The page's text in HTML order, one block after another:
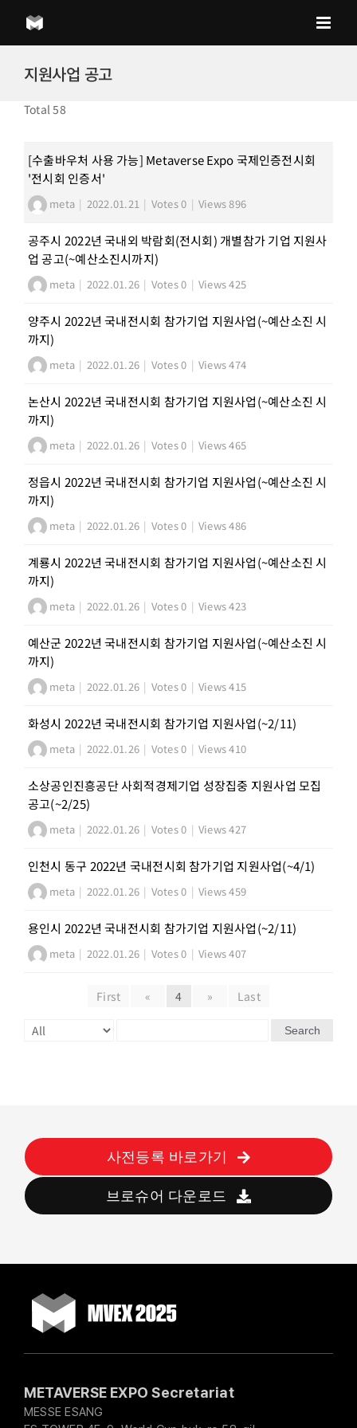
content
지원사업 공고
Total 58
[수출바우처 사용 가능] Metaverse Expo 국제인증전시회
'전시회 인증서'
meta | 2022.01.21 | Votes 0 | Views 896
공주시 2022년 국내외 박람회(전시회) 개별참가 기업 지원사
업 공고(~예산소진시까지)
meta | 2022.01.26 | Votes 0 | Views 425
양주시 2022년 국내전시회 참가기업 지원사업(~예산소진 시
까지)
meta | 2022.01.26 | Votes 0 | Views 474
논산시 2022년 국내전시회 참가기업 지원사업(~예산소진 시
까지)
meta | 2022.01.26 | Votes 0 | Views 465
정읍시 2022년 국내전시회 참가기업 지원사업(~예산소진 시
까지)
meta | 2022.01.26 | Votes 0 | Views 486
계룡시 2022년 국내전시회 참가기업 지원사업(~예산소진 시
까지)
meta | 2022.01.26 | Votes 0 | Views 423
예산군 2022년 국내전시회 참가기업 지원사업(~예산소진 시
까지)
meta | 2022.01.26 | Votes 0 | Views 415
화성시 2022년 국내전시회 참가기업 지원사업(~2/11)
meta | 2022.01.26 | Votes 0 | Views 410
소상공인진흥공단 사회적경제기업 성장집중 지원사업 모집
공고(~2/25)
meta | 2022.01.26 | Votes 0 | Views 427
인천시 동구 2022년 국내전시회 참가기업 지원사업(~4/1)
meta | 2022.01.26 | Votes 0 | Views 459
용인시 2022년 국내전시회 참가기업 지원사업(~2/11)
meta | 2022.01.26 | Votes 0 | Views 407
First « 4 » Last
Search
사전등록 바로가기
브로슈어 다운로드
METAVERSE EXPO Secretariat
MESSE ESANG